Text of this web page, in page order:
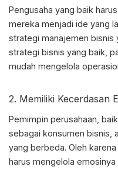
Pengusaha yang baik
mereka menjadi ide yang
strategi manajemen bisnis
strategi bisnis yang baik,
mudah mengelola
2. Memiliki Kecerdasan
Pemimpin perusahaan,
sebagai konsumen bisnis,
yang berbeda. Oleh
harus mengelola